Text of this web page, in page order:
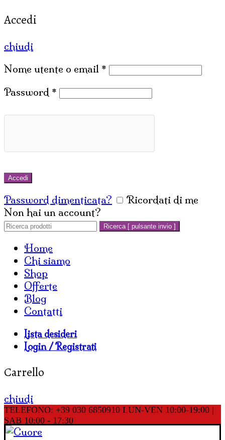
Accedi
chiudi
Nome utente o email *
Password *
Accedi
Password dimenticata?
Ricordati di me
Non hai un account?
Cerca:
Ricerca [ pulsante invio ]
Home
Chi siamo
Shop
Offerte
Blog
Contatti
Lista desideri
Login / Registrati
Carrello
chiudi
TELEFONO: +39 030 6850910 LUN-VEN 10:00-19:00 |
SAB 10:00 - 17:30